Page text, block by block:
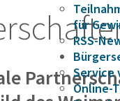
für
RSS-
Service
Online-